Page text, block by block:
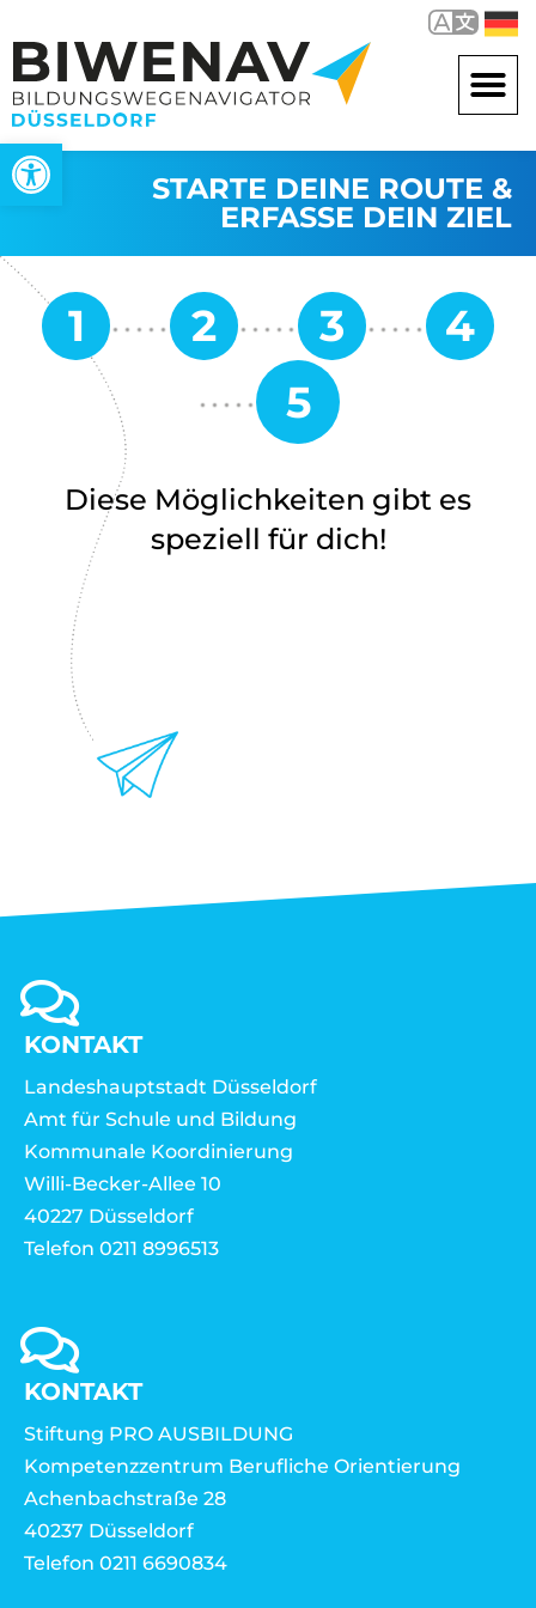
Open toolbar
STARTE DEINE ROUTE &
ERFASSE DEIN ZIEL
Diese Möglichkeiten gibt es
speziell für dich!
KONTAKT
Landeshauptstadt Düsseldorf
Amt für Schule und Bildung
Kommunale Koordinierung
Willi-Becker-Allee 10
40227 Düsseldorf
Telefon 0211 8996513
KONTAKT
Stiftung PRO AUSBILDUNG
Kompetenzzentrum Berufliche Orientierung
Achenbachstraße 28
40237 Düsseldorf
Telefon 0211 6690834